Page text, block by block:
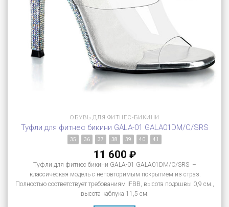
ОБУВЬ ДЛЯ ФИТНЕС-БИКИНИ
Туфли для фитнес бикини GALA-01 GALA01DM/C/SRS
35 36 37 38 39 40 41
11 600 ₽
Туфли для фитнес бикини GALA-01 GALA01DM/C/SRS –
классическая модель с неповторимым покрытием из страз.
Полностью соответствует требованиям IFBB, высота подошвы 0,9 см.,
высота каблука 11,5 см.